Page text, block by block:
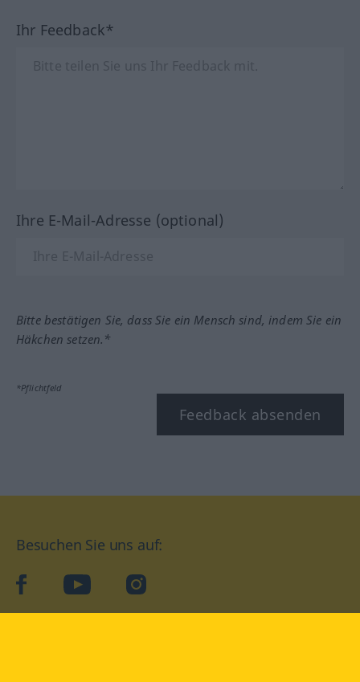
Ihr Feedback*
Ihre E-Mail-Adresse (optional)
Bitte bestätigen Sie, dass Sie ein Mensch sind, indem Sie ein
Häkchen setzen.*
*Pflichtfeld
Feedback absenden
Besuchen Sie uns auf:
facebookYouTube Instagram